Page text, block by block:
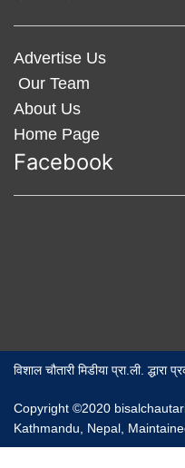
Advertise Us
Our Team
About Us
Home Page
Facebook
विशाल चौतारी मिडीया प्रा.ली.
Copyright ©2020
Kathmandu, Nepal,